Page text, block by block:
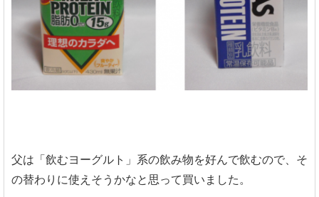
父は「飲むヨーグルト」系の飲み物を好んで飲むので、そ
の替わりに使えそうかなと思って買いました。